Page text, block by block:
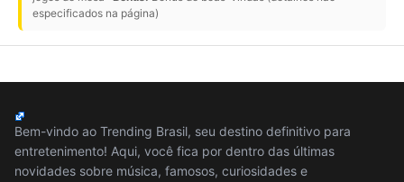
especificados na página)
Bem-vindo ao Trending Brasil, seu destino definitivo para
entretenimento! Aqui, você fica por dentro das últimas
novidades sobre música, famosos, curiosidades e